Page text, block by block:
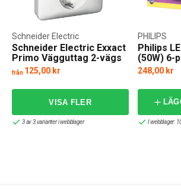
Schneider Electric Exxact
Primo Vägguttag 2-vägs
Schneider Electric
från 125,00 kr
3 av 3 varianter i webblager
Philips
(50W) 6-
PHILIPS
248,00 kr
I webblager: